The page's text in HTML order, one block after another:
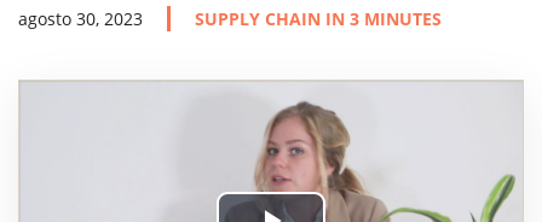
agosto 30, 2023 SUPPLY CHAIN IN 3 MINUTES